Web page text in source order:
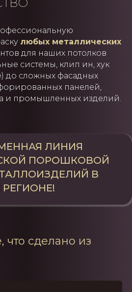
любых металлических
для наших потолков
системы, клип ин, хук
до сложных фасадных
панелей,
и промышленных изделий.
ЛИНИЯ
ПОРОШКОВОЙ
В
что сделано из